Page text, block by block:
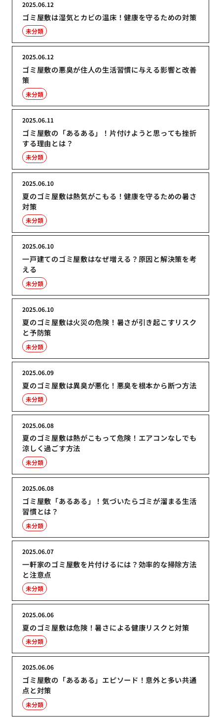
ゴミ屋敷は湿気とカビの温床！健康を守るための対策
2025.06.12
未分類
ゴミ屋敷の悪臭が住人の生活習慣に与える影響と改善
策
2025.06.12
未分類
ゴミ屋敷の「あるある」！片付けようと思っても挫折
する理由とは？
2025.06.11
未分類
夏のゴミ屋敷は熱気がこもる！健康を守るための暑さ
対策
2025.06.10
未分類
一戸建てのゴミ屋敷はなぜ増える？原因と解決策を考
える
2025.06.10
未分類
夏のゴミ屋敷は火災の危険！暑さが引き起こすリスク
と予防策
2025.06.10
未分類
夏のゴミ屋敷は異臭が悪化！悪臭を根本から断つ方法
2025.06.09
未分類
夏のゴミ屋敷は熱がこもって危険！エアコンなしでも
涼しく過ごす方法
2025.06.08
未分類
ゴミ屋敷「あるある」！気づいたらゴミが溜まる生活
習慣とは？
2025.06.08
未分類
一軒家のゴミ屋敷を片付けるには？効率的な掃除方法
と注意点
2025.06.07
未分類
夏のゴミ屋敷は危険！暑さによる健康リスクと対策
2025.06.06
未分類
ゴミ屋敷の「あるある」エピソード！意外と多い共通
点と対策
2025.06.06
未分類